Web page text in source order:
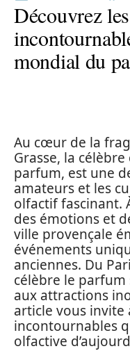
Découvrez
mondial du
Au cœur de la
Grasse, la
parfum, est une
amateurs et les
olfactif fascinant.
des émotions et
ville provençale
événements
anciennes. Du
célèbre le parfum
aux attractions
article vous invite
incontournables
olfactive